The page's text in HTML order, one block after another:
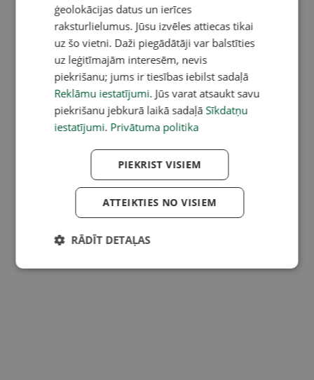
ģeolokācijas datus un ierīces
raksturlielumus. Jūsu izvēles attiecas tikai
uz šo vietni. Daži piegādātāji var balstīties
uz leģitīmajām interesēm, nevis
piekrišanu; jums ir tiesības iebilst sadaļā
Reklāmu iestatījumi. Jūs varat atsaukt savu
piekrišanu jebkurā laikā sadaļā Sīkdatņu
iestatījumi. Privātuma politika
PIEKRIST VISIEM
ATTEIKTIES NO VISIEM
RĀDĪT DETAĻAS